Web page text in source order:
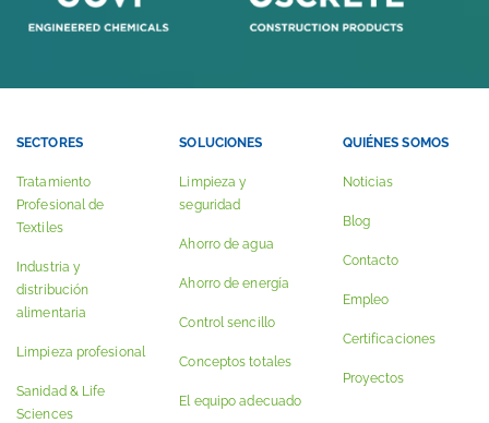
SECTORES
Tratamiento
Profesional de
Textiles
Industria y
distribución
alimentaria
Limpieza profesional
Sanidad & Life
Sciences
SOLUCIONES
Limpieza y
seguridad
Ahorro de agua
Ahorro de energía
Control sencillo
Conceptos totales
El equipo adecuado
QUIÉNES SOMOS
Noticias
Blog
Contacto
Empleo
Certificaciones
Proyectos